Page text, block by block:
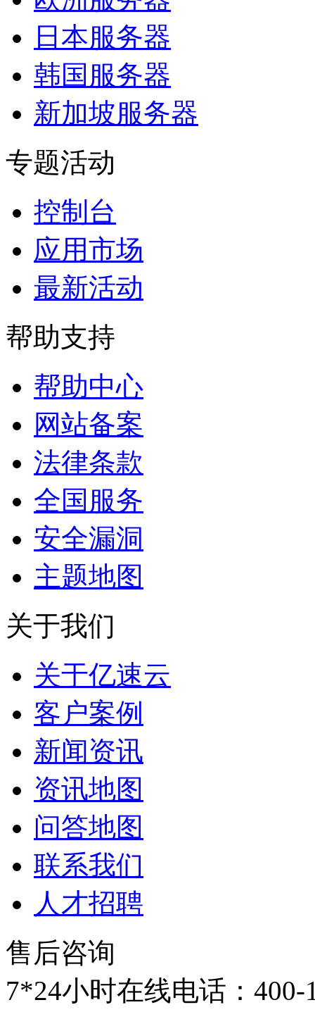
日本服务器
韩国服务器
新加坡服务器
专题活动
控制台
应用市场
最新活动
帮助支持
帮助中心
网站备案
法律条款
全国服务
安全漏洞
主题地图
关于我们
关于亿速云
客户案例
新闻资讯
资讯地图
问答地图
联系我们
人才招聘
售后咨询
7*24小时在线电话： 400-